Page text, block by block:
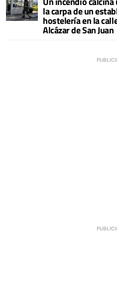
la carpa de un
hostelería en la
Alcázar de San Juan